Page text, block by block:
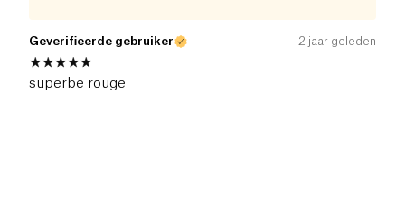
Geverifieerde gebruiker 2 jaar geleden
superbe rouge